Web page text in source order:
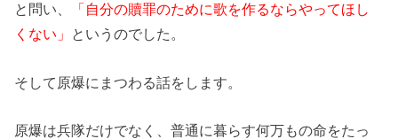
と問い、
「自分の贖罪のために歌を作るならやってほし
くない」 というのでした。
そして原爆にまつわる話をします。
原爆は兵隊だけでなく、普通に暮らす何万もの命をたっ